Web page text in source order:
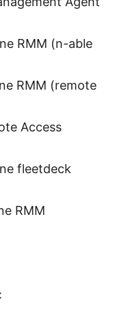
RMM (n-able
RMM (remote
Access
fleetdeck
RMM